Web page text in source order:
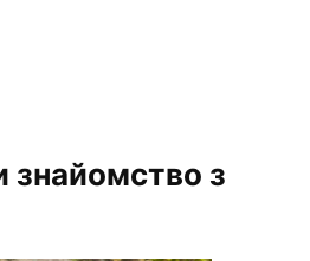
знайомство з